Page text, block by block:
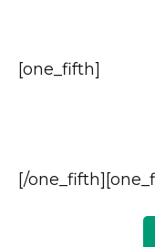
[one_fifth]
[/